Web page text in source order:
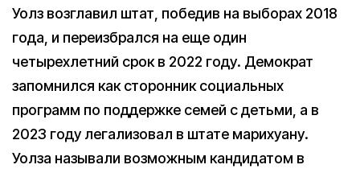
Уолз возглавил штат, победив на выборах 2018
года, и переизбрался на еще один
четырехлетний срок в 2022 году. Демократ
запомнился как сторонник социальных
программ по поддержке семей с детьми, а в
2023 году легализовал в штате марихуану.
Уолза называли возможным кандидатом в